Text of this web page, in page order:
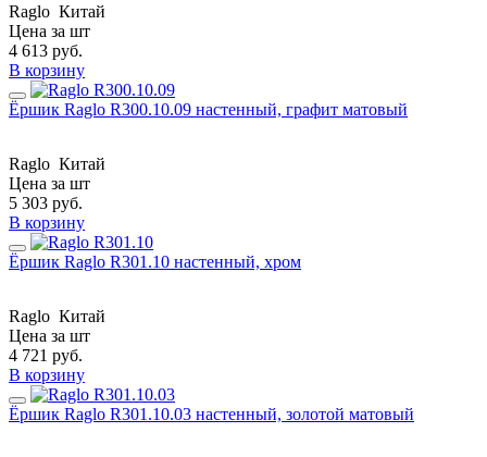
Raglo Китай
Цена за шт
4 613 руб.
В корзину
Ёршик Raglo R300.10.09 настенный, графит матовый
Raglo Китай
Цена за шт
5 303 руб.
В корзину
Ёршик Raglo R301.10 настенный, хром
Raglo Китай
Цена за шт
4 721 руб.
В корзину
Ёршик Raglo R301.10.03 настенный, золотой матовый